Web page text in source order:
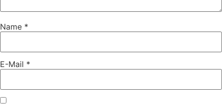
Name *
E-Mail *